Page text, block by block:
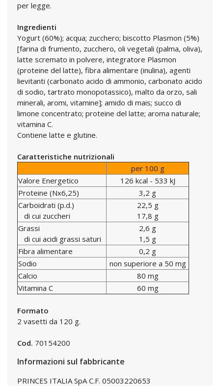
per legge.
Ingredienti
Yogurt (60%); acqua; zucchero; biscotto Plasmon (5%)
[farina di frumento, zucchero, oli vegetali (palma, oliva),
latte scremato in polvere, integratore Plasmon
(proteine del latte), fibra alimentare (inulina), agenti
lievitanti (carbonato acido di ammonio, carbonato acido
di sodio, tartrato monopotassico), malto da orzo, sali
minerali, aromi, vitamine]; amido di mais; succo di
limone concentrato; proteine del latte; aroma naturale;
vitamina C.
Contiene latte e glutine.
Caratteristiche nutrizionali
per 100 g
Valore Energetico
126 kcal - 533 kJ
Proteine (Nx6,25)
3,2 g
Carboidrati (p.d.)
di cui zuccheri
22,5 g
17,8 g
Grassi
di cui acidi grassi saturi
2,6 g
1,5 g
Fibra alimentare
0,2 g
Sodio
non superiore a 50 mg
Calcio
80 mg
Vitamina C
60 mg
Formato
2 vasetti da 120 g.
Cod. 70154200
Informazioni sul fabbricante
PRINCES ITALIA SpA C.F. 05003220653